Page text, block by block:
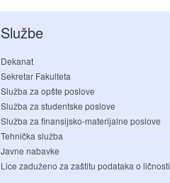
Službe
Dekanat
Sekretar Fakulteta
Služba za opšte poslove
Služba za studentske poslove
Služba za finansijsko-materijalne poslove
Tehnička služba
Javne nabavke
Lice zaduženo za zaštitu podataka o ličnosti